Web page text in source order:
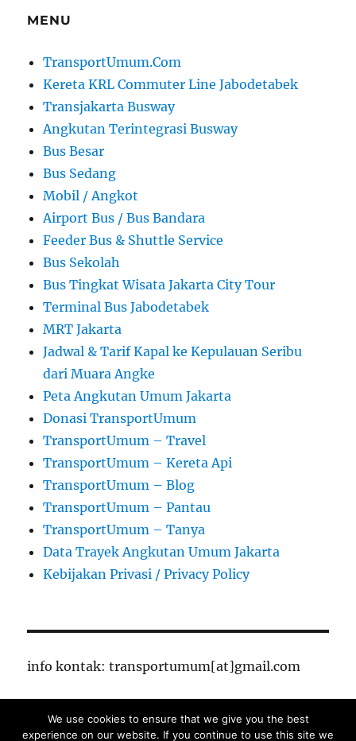
MENU
TransportUmum.Com
Kereta KRL Commuter Line Jabodetabek
Transjakarta Busway
Angkutan Terintegrasi Busway
Bus Besar
Bus Sedang
Mobil / Angkot
Airport Bus / Bus Bandara
Feeder Bus & Shuttle Service
Bus Sekolah
Bus Tingkat Wisata Jakarta City Tour
Terminal Bus Jabodetabek
MRT Jakarta
Jadwal & Tarif Kapal ke Kepulauan Seribu
dari Muara Angke
Peta Angkutan Umum Jakarta
Donasi TransportUmum
TransportUmum – Travel
TransportUmum – Kereta Api
TransportUmum – Blog
TransportUmum – Pantau
TransportUmum – Tanya
Data Trayek Angkutan Umum Jakarta
Kebijakan Privasi / Privacy Policy
info kontak: transportumum[at]gmail.com
TransportUmum – Jakarta
Proudly powered by
We use cookies to ensure that we give you the best
experience on our website. If you continue to use this site we